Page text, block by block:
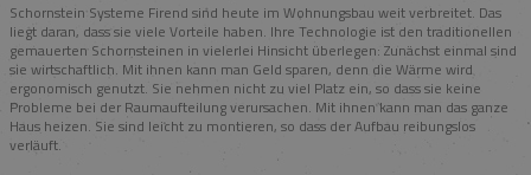
Schornstein Systeme Firend sind heute im Wohnungsbau weit verbreitet. Das
liegt daran, dass sie viele Vorteile haben. Ihre Technologie ist den traditionellen
gemauerten Schornsteinen in vielerlei Hinsicht überlegen: Zunächst einmal sind
sie wirtschaftlich. Mit ihnen kann man Geld sparen, denn die Wärme wird
ergonomisch genutzt. Sie nehmen nicht zu viel Platz ein, so dass sie keine
Probleme bei der Raumaufteilung verursachen. Mit ihnen kann man das ganze
Haus heizen. Sie sind leicht zu montieren, so dass der Aufbau reibungslos
verläuft.